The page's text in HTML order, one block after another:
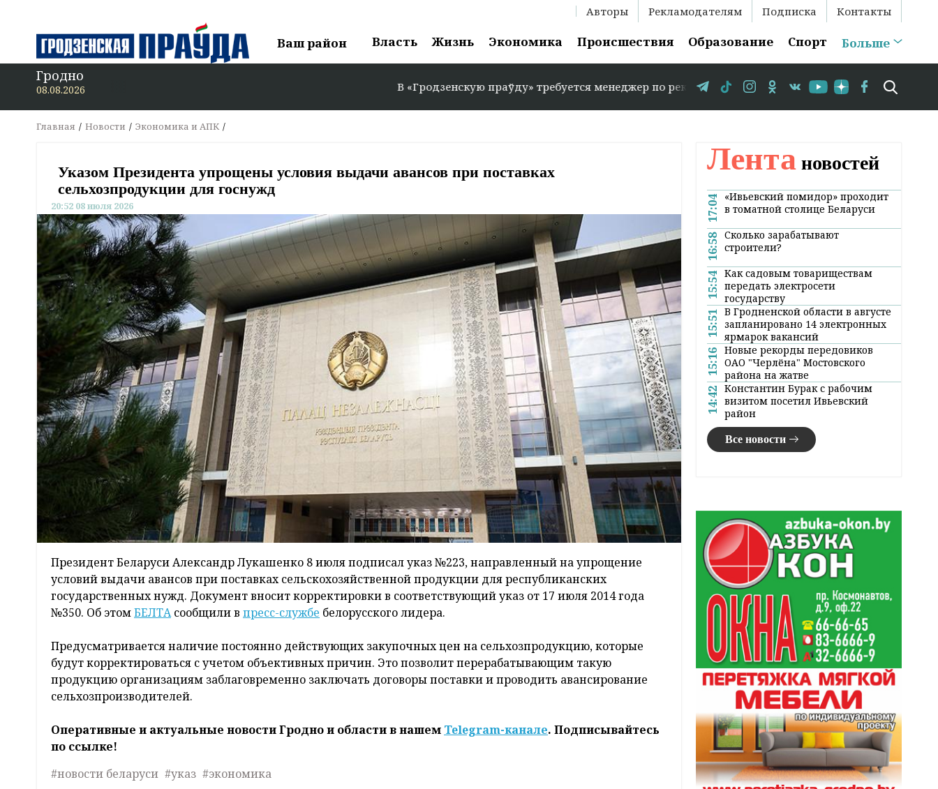
Авторы Рекламодателям Подписка Контакты
Ваш район Власть Жизнь Экономика Происшествия Образование Спорт Больше
Гродно
08.08.2026 В «Гродзенскую праўду» требуется менеджер по рекламе: +375 29 583-35-86 // В Гродно временно
Главная Новости Экономика и АПК
Указом Президента упрощены условия выдачи авансов при поставках
сельхозпродукции для госнужд
20:52 08 июля 2026
Президент Беларуси Александр Лукашенко 8 июля подписал указ №223, направленный на упрощение
условий выдачи авансов при поставках сельскохозяйственной продукции для республиканских
государственных нужд. Документ вносит корректировки в соответствующий указ от 17 июля 2014 года
№350. Об этомБЕЛТАсообщили в пресс-службе белорусского лидера.
Предусматривается наличие постоянно действующих закупочных цен на сельхозпродукцию, которые
будут корректироваться с учетом объективных причин. Это позволит перерабатывающим такую
продукцию организациям заблаговременно заключать договоры поставки и проводить авансирование
сельхозпроизводителей.
Оперативные и актуальные новости Гродно и области в нашем Telegram-канале. Подписывайтесь
по ссылке!
#новости беларуси #указ #экономика
Лента новостей
17:04
«Ивьевский помидор» проходит
в томатной столице Беларуси
16:58 Сколько зарабатывают
строители?
15:54 Как садовым товариществам
передать электросети
государству
15:51 В Гродненской области в августе
запланировано 14 электронных
ярмарок вакансий
15:16 Новые рекорды передовиков
ОАО "Черлёна" Мостовского
района на жатве
14:42 Константин Бурак с рабочим
визитом посетил Ивьевский
район
Все новости